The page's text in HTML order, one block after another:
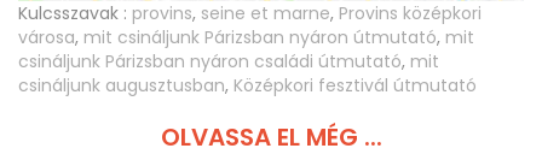
Kulcsszavak : provins, seine et marne, Provins középkori
városa, mit csináljunk Párizsban nyáron útmutató, mit
csináljunk Párizsban nyáron családi útmutató, mit
csináljunk augusztusban, Középkori fesztivál útmutató
OLVASSA EL MÉG ...